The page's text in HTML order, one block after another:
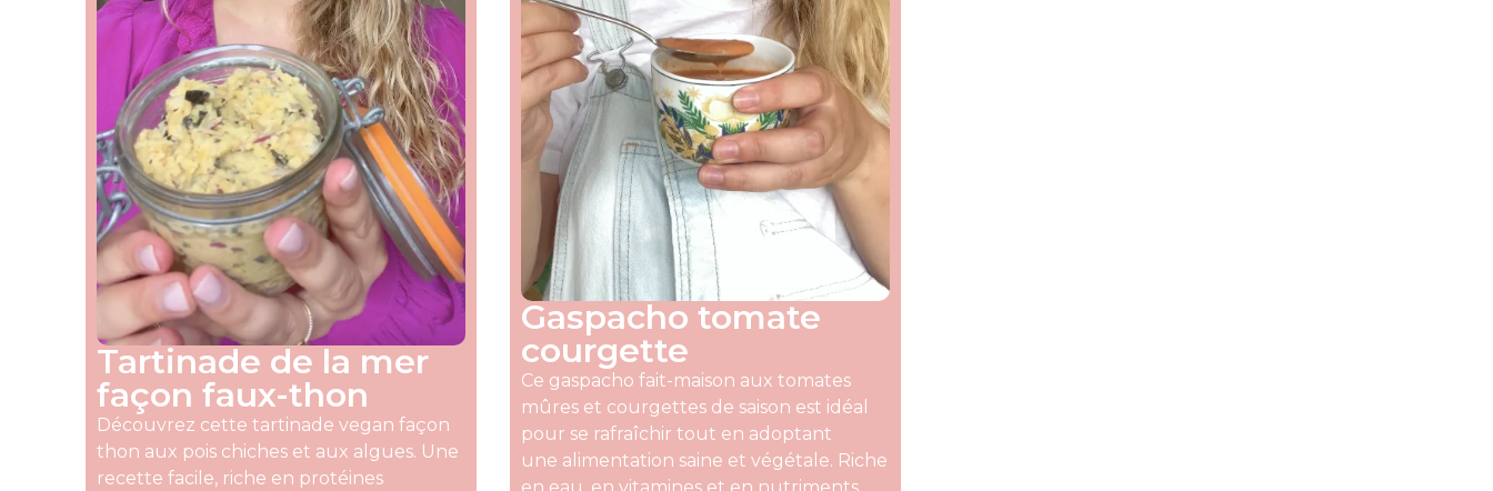
Tartinade de la mer
façon faux-thon
Découvrez cette tartinade vegan façon
thon aux pois chiches et aux algues. Une
recette facile, riche en protéines
Gaspacho tomate
courgette
Ce gaspacho fait-maison aux tomates
mûres et courgettes de saison est idéal
pour se rafraîchir tout en adoptant
une alimentation saine et végétale. Riche